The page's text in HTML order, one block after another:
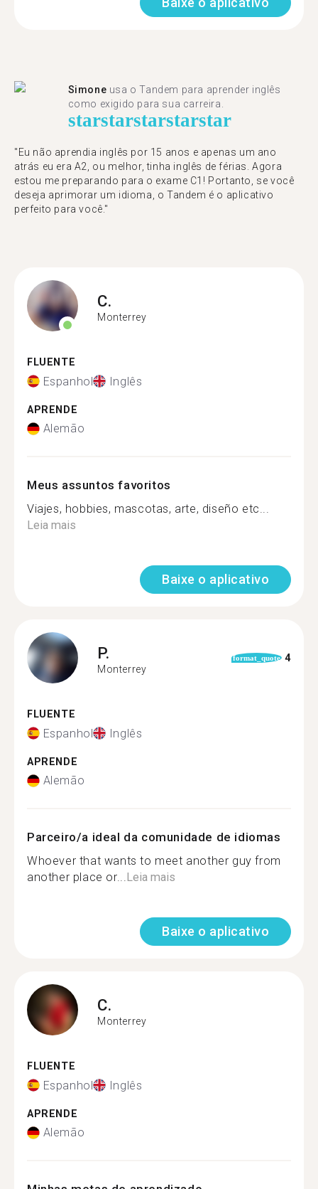
Simone usa o Tandem para aprender inglês
como exigido para sua carreira.
starstarstarstarstar
"Eu não aprendia inglês por 15 anos e apenas um ano
atrás eu era A2, ou melhor, tinha inglês de férias. Agora
estou me preparando para o exame C1! Portanto, se você
deseja aprimorar um idioma, o Tandem é o aplicativo
perfeito para você."
C.
Monterrey
FLUENTE
Espanhol Inglês
APRENDE
Alemão
Meus assuntos favoritos
Viajes, hobbies, mascotas, arte, diseño etc...
Leia mais
Baixe o aplicativo
P.
Monterrey
format_quote 4
FLUENTE
Espanhol Inglês
APRENDE
Alemão
Parceiro/a ideal da comunidade de idiomas
Whoever that wants to meet another guy from
another place or...Leia mais
Baixe o aplicativo
C.
Monterrey
FLUENTE
Espanhol Inglês
APRENDE
Alemão